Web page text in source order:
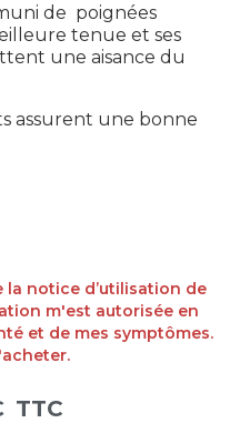
de poignées
tenue et ses
une aisance du
assurent une bonne
notice d’utilisation de
m'est autorisée en
et de mes symptômes.
TTC